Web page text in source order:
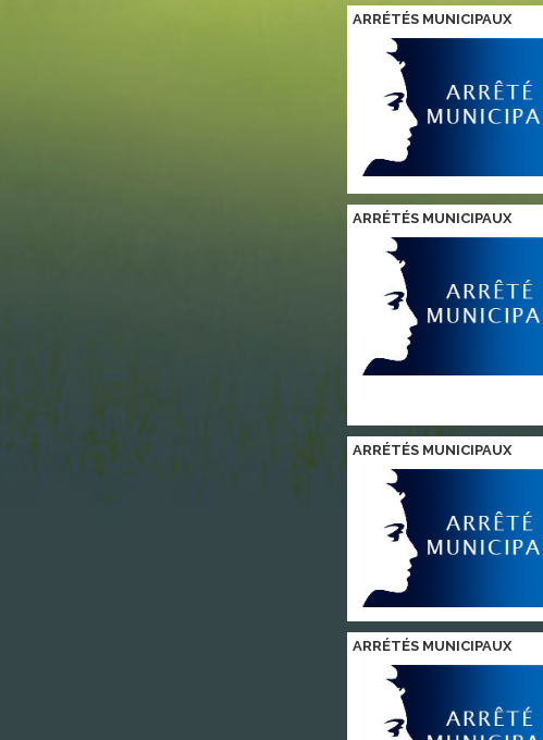
ARRÉTÉS MUNICIPAUX
ARRÉTÉS MUNICIPAUX
ARRÉTÉS MUNICIPAUX
ARRÉTÉS MUNICIPAUX